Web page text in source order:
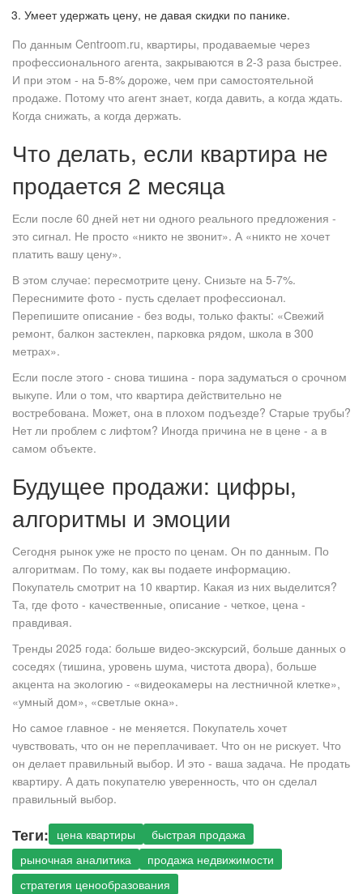
Умеет удержать цену, не давая скидки по панике.
По данным Centroom.ru, квартиры, продаваемые через
профессионального агента, закрываются в 2-3 раза быстрее.
И при этом - на 5-8% дороже, чем при самостоятельной
продаже. Потому что агент знает, когда давить, а когда ждать.
Когда снижать, а когда держать.
Что делать, если квартира не
продается 2 месяца
Если после 60 дней нет ни одного реального предложения -
это сигнал. Не просто «никто не звонит». А «никто не хочет
платить вашу цену».
В этом случае: пересмотрите цену. Снизьте на 5-7%.
Переснимите фото - пусть сделает профессионал.
Перепишите описание - без воды, только факты: «Свежий
ремонт, балкон застеклен, парковка рядом, школа в 300
метрах».
Если после этого - снова тишина - пора задуматься о срочном
выкупе. Или о том, что квартира действительно не
востребована. Может, она в плохом подъезде? Старые трубы?
Нет ли проблем с лифтом? Иногда причина не в цене - а в
самом объекте.
Будущее продажи: цифры,
алгоритмы и эмоции
Сегодня рынок уже не просто по ценам. Он по данным. По
алгоритмам. По тому, как вы подаете информацию.
Покупатель смотрит на 10 квартир. Какая из них выделится?
Та, где фото - качественные, описание - четкое, цена -
правдивая.
Тренды 2025 года: больше видео-экскурсий, больше данных о
соседях (тишина, уровень шума, чистота двора), больше
акцента на экологию - «видеокамеры на лестничной клетке»,
«умный дом», «светлые окна».
Но самое главное - не меняется. Покупатель хочет
чувствовать, что он не переплачивает. Что он не рискует. Что
он делает правильный выбор. И это - ваша задача. Не продать
квартиру. А дать покупателю уверенность, что он сделал
правильный выбор.
Теги: цена квартиры
быстрая продажа
рыночная аналитика
продажа недвижимости
стратегия ценообразования